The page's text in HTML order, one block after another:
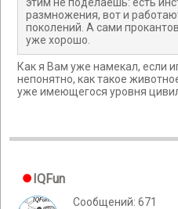
размножения, вот и
поколений. А сами
уже хорошо.
Как я Вам уже намекал, если
непонятно, как такое
уже имеющегося уровня
IQFun
Сообщений: 671